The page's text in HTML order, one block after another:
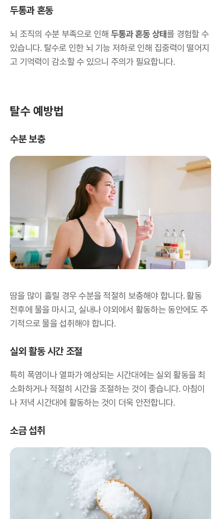
두통과 혼동
뇌 조직의 수분 부족으로 인해 두통과 혼동 상태를 경험할 수
있습니다. 탈수로 인한 뇌 기능 저하로 인해 집중력이 떨어지
고 기억력이 감소할 수 있으니 주의가 필요합니다.
탈수 예방법
수분 보충
땀을 많이 흘릴 경우 수분을 적절히 보충해야 합니다. 활동
전후에 물을 마시고, 실내나 야외에서 활동하는 동안에도 주
기적으로 물을 섭취해야 합니다.
실외 활동 시간 조절
특히 폭염이나 열파가 예상되는 시간대에는 실외 활동을 최
소화하거나 적절히 시간을 조절하는 것이 좋습니다. 아침이
나 저녁 시간대에 활동하는 것이 더욱 안전합니다.
소금 섭취